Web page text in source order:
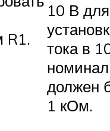
R1.
10 В для
тока в
номинал
должен
1 кОм.